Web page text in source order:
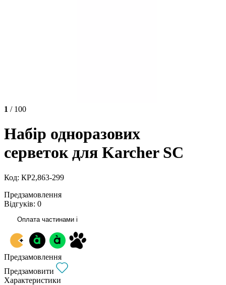
1 / 100
Набір одноразових
серветок для Karcher SC
Код: КР2,863-299
Предзамовлення
Відгуків: 0
Оплата частинами i
Предзамовлення
Предзамовити
Характеристики